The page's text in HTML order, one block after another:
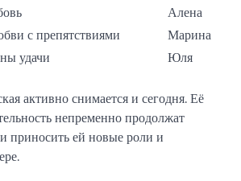
Алена
с препятствиями
Марина
удачи Юля
активно снимается и сегодня. Её
непременно продолжат
приносить ей новые роли и